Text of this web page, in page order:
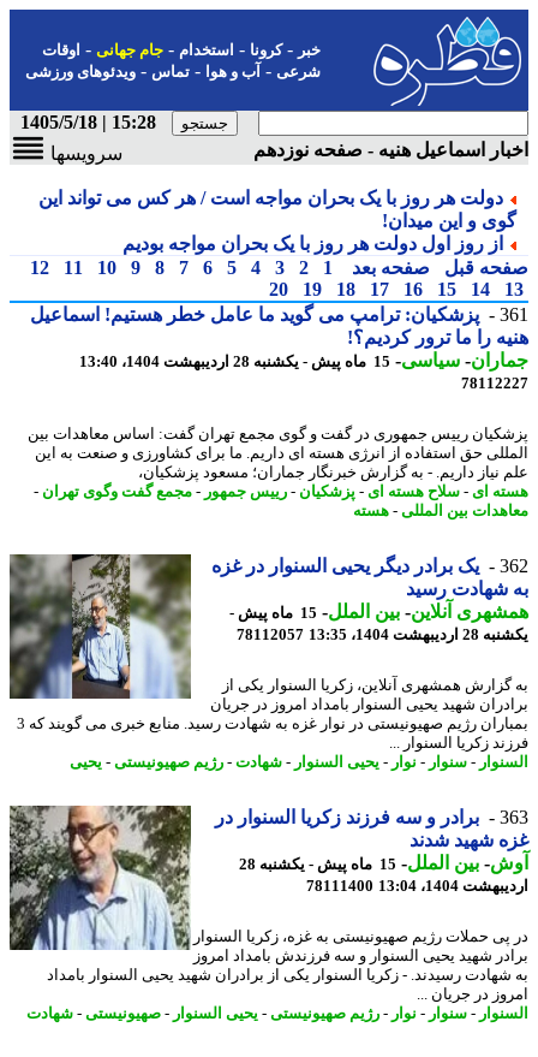
-کرونا-استخدام- جام جهانی-اوقات
شرعی-آب و هوا-تماس-ویدئوهای ورزشی
15:28 | 1405/5/18
اسماعیل هنیه - صفحه نوزدهم
سرویسها
دولت هر روز با یک بحران مواجه است / هر کس می تواند این
و این میدان!
از روز اول دولت هر روز با یک بحران مواجه بودیم
قبل صفحه بعد 1
2
3
4
5
6
7
8
9
10
11
12
14
15
16
17
18
19
20
پزشکیان: ترامپ می گوید ما عامل خطر هستیم! اسماعیل
را ما ترور کردیم؟!
- سیاسی-15 ماه پیش - یکشنبه 28 اردیبهشت 1404، 13:40
رییس جمهوری در گفت و گوی مجمع تهران گفت: اساس معاهدات بین
حق استفاده از انرژی هسته ای داریم. ما برای کشاورزی و صنعت به این
نیاز داریم. - به گزارش خبرنگار جماران؛ مسعود پزشکیان،
ای- سلاح هسته ای- پزشکیان-رییس جمهور-مجمع گفت وگوی تهران-
بین المللی-هسته
یک برادر دیگر یحیی السنوار در غزه
شهادت رسید
آنلاین-بین الملل-
15 ماه پیش -
1404، 13:35
78112057
همشهری آنلاین، زکریا السنوار یکی از
شهید یحیی السنوار بامداد امروز در جریان
بمباران رژیم صهیونیستی در نوار غزه به شهادت رسید. منابع خبری می گویند که 3
زکریا السنوار ...
-سنوار-نوار -یحیی السنوار-شهادت-رژیم صهیونیستی-یحیی
برادر و سه فرزند زکریا السنوار در
شهید شدند
-بین الملل-
15 ماه پیش - یکشنبه 28
1404، 13:04
78111400
حملات رژیم صهیونیستی به غزه، زکریا السنوار
شهید یحیی السنوار و سه فرزندش بامداد امروز
رسیدند. - زکریا السنوار یکی از برادران شهید یحیی السنوار بامداد
در جریان ...
-سنوار-نوار -رژیم صهیونیستی-یحیی السنوار-صهیونیستی-شهادت